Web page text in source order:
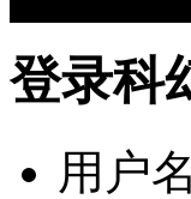
登录科
用户名